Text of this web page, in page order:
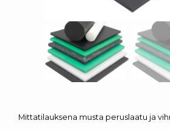
Mittatilauksena musta peruslaatu ja